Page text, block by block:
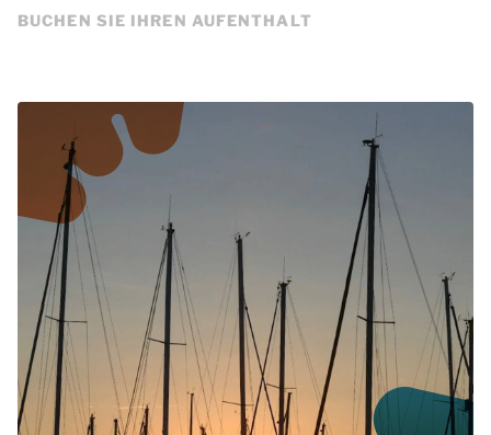
BUCHEN SIE IHREN AUFENTHALT